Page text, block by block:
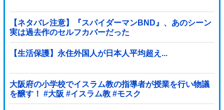
【ネタバレ注意】『スパイダーマンBND』、あのシーン
実は過去作のセルフカバーだった
【生活保護】永住外国人が日本人平均超え...
大阪府の小学校でイスラム教の指導者が授業を行い物議
を醸す！ #大阪 #イスラム教 #モスク